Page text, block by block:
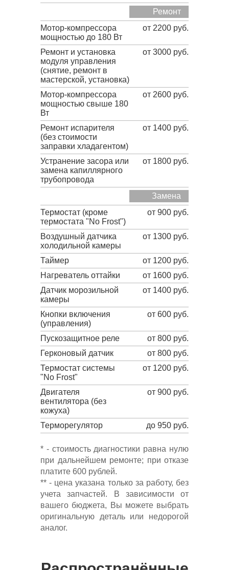
Ремонт
Мотор-компрессора
мощностью до 180 Вт
от 2200 руб.
Ремонт и установка
модуля управления
(снятие, ремонт в
мастерской, установка)
от 3000 руб.
Мотор-компрессора
мощностью свыше 180
Вт
от 2600 руб.
Ремонт испарителя
(без стоимости
заправки хладагентом)
от 1400 руб.
Устранение засора или
замена капиллярного
трубопровода
от 1800 руб.
Замена
Термостат (кроме
термостата "No Frost")
от 900 руб.
Воздушный датчика
холодильной камеры
от 1300 руб.
Таймер
от 1200 руб.
Нагреватель оттайки
от 1600 руб.
Датчик морозильной
камеры
от 1400 руб.
Кнопки включения
(управления)
от 600 руб.
Пускозащитное реле
от 800 руб.
Герконовый датчик
от 800 руб.
Термостат системы
"No Frost"
от 1200 руб.
Двигателя
вентилятора (без
кожуха)
от 900 руб.
Терморегулятор до 950 руб.
* - стоимость диагностики равна нулю
при дальнейшем ремонте; при отказе
платите 600 рублей.
** - цена указана только за работу, без
учета запчастей. В зависимости от
вашего бюджета, Вы можете выбрать
оригинальную деталь или недорогой
аналог.